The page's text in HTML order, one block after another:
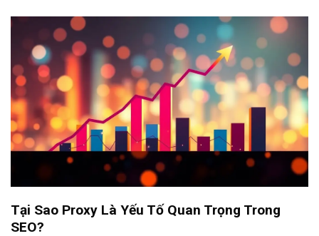
Tại Sao Proxy Là Yếu Tố Quan Trọng Trong
SEO?